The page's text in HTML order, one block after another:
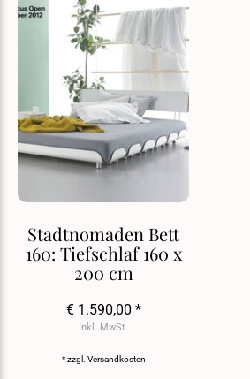
Stadtnomaden Bett
160: Tiefschlaf 160 x
200 cm
€ 1.590,00 *
Inkl. MwSt.
* zzgl. Versandkosten